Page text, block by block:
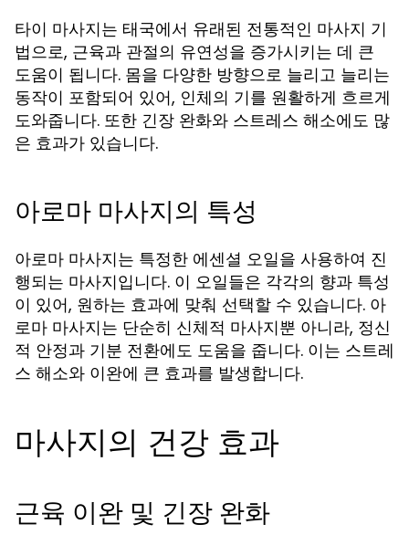
타이 마사지는 태국에서 유래된 전통적인 마사지 기
법으로, 근육과 관절의 유연성을 증가시키는 데 큰
도움이 됩니다. 몸을 다양한 방향으로 늘리고 늘리는
동작이 포함되어 있어, 인체의 기를 원활하게 흐르게
도와줍니다. 또한 긴장 완화와 스트레스 해소에도 많
은 효과가 있습니다.
아로마 마사지의 특성
아로마 마사지는 특정한 에센셜 오일을 사용하여 진
행되는 마사지입니다. 이 오일들은 각각의 향과 특성
이 있어, 원하는 효과에 맞춰 선택할 수 있습니다. 아
로마 마사지는 단순히 신체적 마사지뿐 아니라, 정신
적 안정과 기분 전환에도 도움을 줍니다. 이는 스트레
스 해소와 이완에 큰 효과를 발생합니다.
마사지의 건강 효과
근육 이완 및 긴장 완화